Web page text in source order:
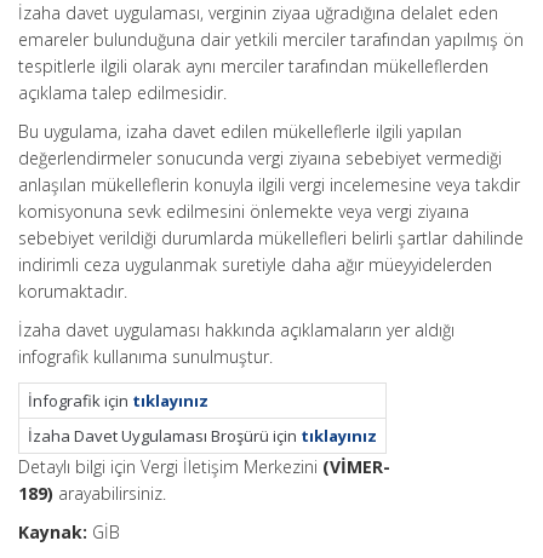
İzaha davet uygulaması, verginin ziyaa uğradığına delalet eden
emareler bulunduğuna dair yetkili merciler tarafından yapılmış ön
tespitlerle ilgili olarak aynı merciler tarafından mükelleflerden
açıklama talep edilmesidir.
Bu uygulama, izaha davet edilen mükelleflerle ilgili yapılan
değerlendirmeler sonucunda vergi ziyaına sebebiyet vermediği
anlaşılan mükelleflerin konuyla ilgili vergi incelemesine veya takdir
komisyonuna sevk edilmesini önlemekte veya vergi ziyaına
sebebiyet verildiği durumlarda mükellefleri belirli şartlar dahilinde
indirimli ceza uygulanmak suretiyle daha ağır müeyyidelerden
korumaktadır.
İzaha davet uygulaması hakkında açıklamaların yer aldığı
infografik kullanıma sunulmuştur.
İnfografik için tıklayınız
İzaha Davet Uygulaması Broşürü için tıklayınız
Detaylı bilgi için Vergi İletişim Merkezini (VİMER-
189) arayabilirsiniz.
Kaynak: GİB